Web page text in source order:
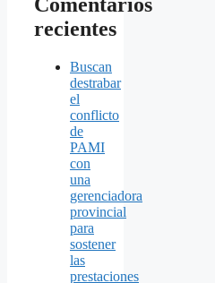
recientes
Buscan
destrabar
el
conflicto
de
PAMI
con
una
gerenciadora
provincial
para
sostener
las
prestaciones